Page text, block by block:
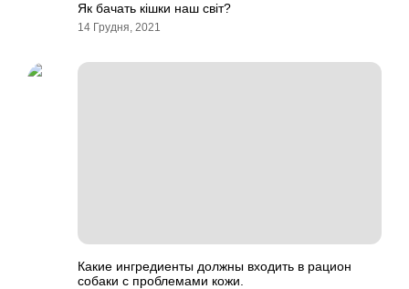
Як бачать кішки наш світ?
14 Грудня, 2021
Какие ингредиенты должны входить в рацион
собаки с проблемами кожи.